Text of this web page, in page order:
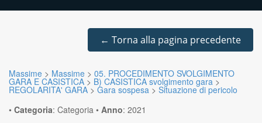
← Torna alla pagina precedente
Massime > Massime > 05. PROCEDIMENTO SVOLGIMENTO
GARA E CASISTICA > B) CASISTICA svolgimento gara >
REGOLARITA' GARA > Gara sospesa > Situazione di pericolo
• Categoria: Categoria • Anno: 2021